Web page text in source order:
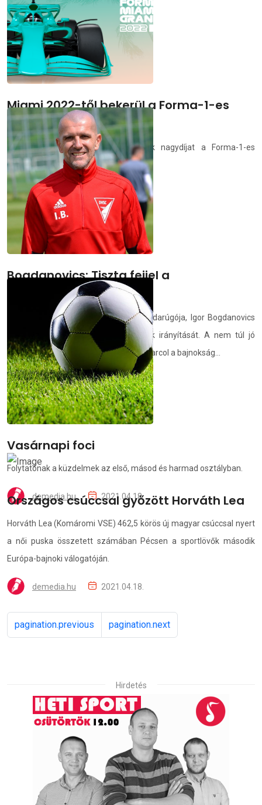
demedia.hu 2021.04.18.
Miami 2022-től bekerül a Forma-1-es
versenynaptárba
Jövőre már Miamiban is rendeznek nagydíjat a Forma-1-es
világbajnokságon.
demedia.hu 2021.04.18.
Bogdanovics: Tiszta fejjel a
bennmaradásért
A DVSC korábbi közönségkedvenc labdarúgója, Igor Bogdanovics
vette át a DVSC második csapatának irányítását. A nem túl jó
helyzetben lévő kis Loki a kiesés ellen harcol a bajnokság...
demedia.hu 2021.04.18.
Vasárnapi foci
Folytatónak a küzdelmek az első, másod és harmad osztályban.
demedia.hu 2021.04.18.
Országos csúccsal győzött Horváth Lea
Horváth Lea (Komáromi VSE) 462,5 körös új magyar csúccsal nyert
a női puska összetett számában Pécsen a sportlövők második
Európa-bajnoki válogatóján.
demedia.hu 2021.04.18.
pagination.previous pagination.next
Hirdetés